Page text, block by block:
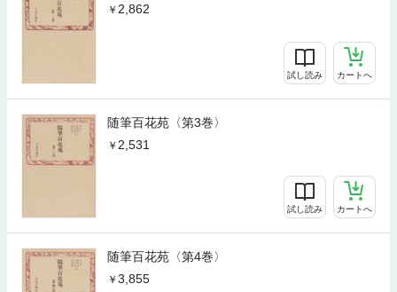
2,862
試し読み カートへ
随筆百花苑〈第3巻〉
2,531
試し読み カートへ
随筆百花苑〈第4巻〉
3,855